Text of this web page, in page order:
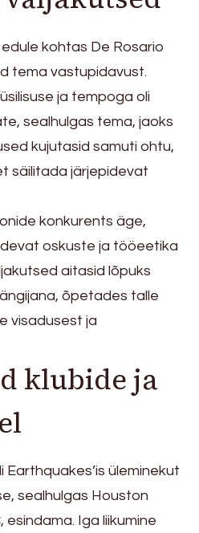
kohtas De Rosario
tema vastupidavust.
ja tempoga oli
sealhulgas tema, jaoks
kujutasid samuti ohtu,
säilitada järjepidevat
konkurents äge,
oskuste ja tööeetika
aitasid lõpuks
õpetades talle
visadusest ja
klubide ja
üleminekut
sealhulgas Houston
Iga liikumine